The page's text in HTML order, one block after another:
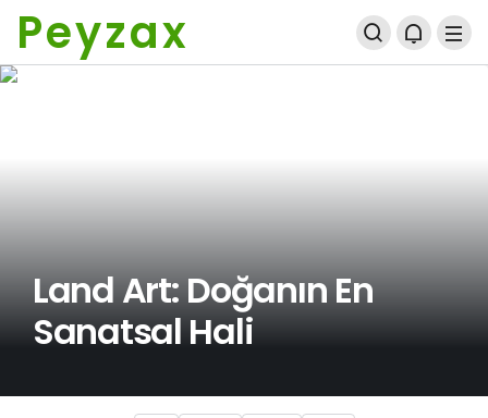
Peyzax
Land Art: Doğanın En
Sanatsal Hali